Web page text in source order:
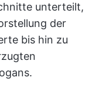
unterteilt,
der
bis hin zu